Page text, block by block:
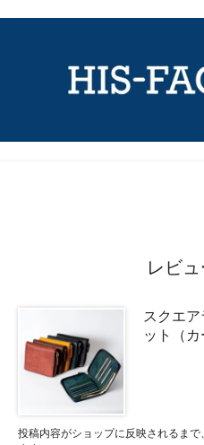
レビ
スクエ
ット（
投稿内容がショップに反映されるま